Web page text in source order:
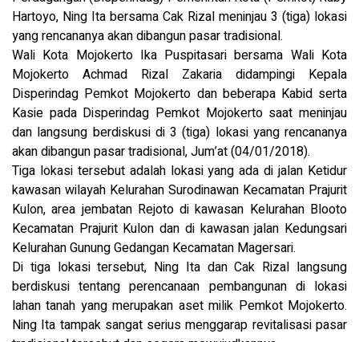
Hartoyo, Ning Ita bersama Cak Rizal meninjau 3 (tiga) lokasi
yang rencananya akan dibangun pasar tradisional.
Wali Kota Mojokerto Ika Puspitasari bersama Wali Kota
Mojokerto Achmad Rizal Zakaria didampingi Kepala
Disperindag Pemkot Mojokerto dan beberapa Kabid serta
Kasie pada Disperindag Pemkot Mojokerto saat meninjau
dan langsung berdiskusi di 3 (tiga) lokasi yang rencananya
akan dibangun pasar tradisional, Jum’at (04/01/2018).
Tiga lokasi tersebut adalah lokasi yang ada di jalan Ketidur
kawasan wilayah Kelurahan Surodinawan Kecamatan Prajurit
Kulon, area jembatan Rejoto di kawasan Kelurahan Blooto
Kecamatan Prajurit Kulon dan di kawasan jalan Kedungsari
Kelurahan Gunung Gedangan Kecamatan Magersari.
Di tiga lokasi tersebut, Ning Ita dan Cak Rizal langsung
berdiskusi tentang perencanaan pembangunan di lokasi
lahan tanah yang merupakan aset milik Pemkot Mojokerto.
Ning Ita tampak sangat serius menggarap revitalisasi pasar